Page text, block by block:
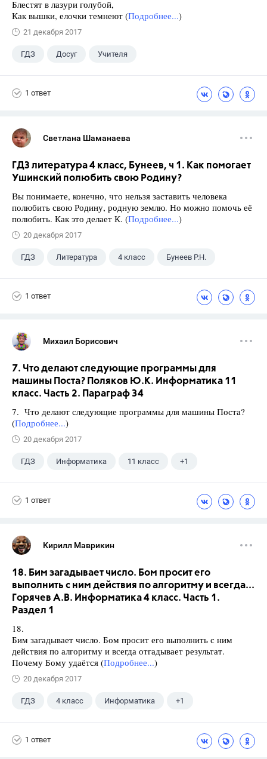
Блестят в лазури голубой,
Как вышки, елочки темнеют (Подробнее...)
21 декабря 2017
ГДЗ Досуг Учителя
1 ответ
Светлана Шаманаева
ГДЗ литература 4 класс, Бунеев, ч 1. Как помогает
Ушинский полюбить свою Родину?
Вы понимаете, конечно, что нельзя заставить человека
полюбить свою Родину, родную землю. Но можно помочь её
полюбить. Как это делает К. (Подробнее...)
20 декабря 2017
ГДЗ Литература 4 класс Бунеев Р.Н.
1 ответ
Михаил Борисович
7. Что делают следующие программы для
машины Поста? Поляков Ю.К. Информатика 11
класс. Часть 2. Параграф 34
7. Что делают следующие программы для машины Поста?
(Подробнее...)
20 декабря 2017
ГДЗ Информатика 11 класс +1
1 ответ
Кирилл Маврикин
18. Бим загадывает число. Бом просит его
выполнить с ним действия по алгоритму и всегда...
Горячев А.В. Информатика 4 класс. Часть 1.
Раздел 1
18.
Бим загадывает число. Бом просит его выполнить с ним
действия по алгоритму и всегда отгадывает результат.
Почему Бому удаётся (Подробнее...)
20 декабря 2017
ГДЗ 4 класс Информатика +1
1 ответ